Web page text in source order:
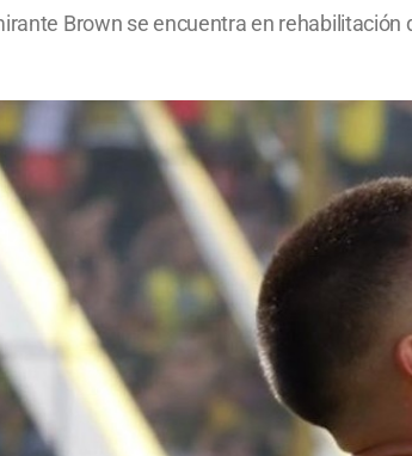
Brown se encuentra en